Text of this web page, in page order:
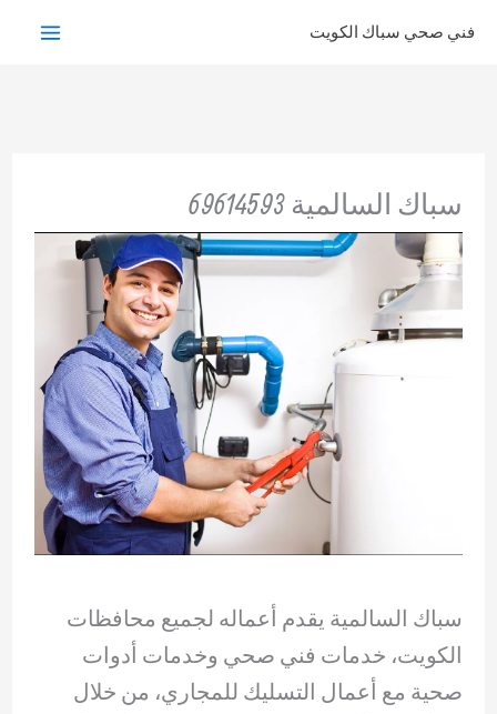
فني صحي سباك الكويت
سباك السالمية 69614593
سباك السالمية يقدم أعماله لجميع محافظات
الكويت، خدمات فني صحي وخدمات أدوات
صحية مع أعمال التسليك للمجاري، من خلال